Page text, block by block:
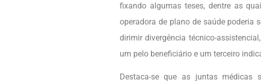
fixando algumas teses, dentre as
operadora de plano de saúde poderia
dirimir divergência técnico-
um pelo beneficiário e um terceiro
Destaca-se que as juntas médicas